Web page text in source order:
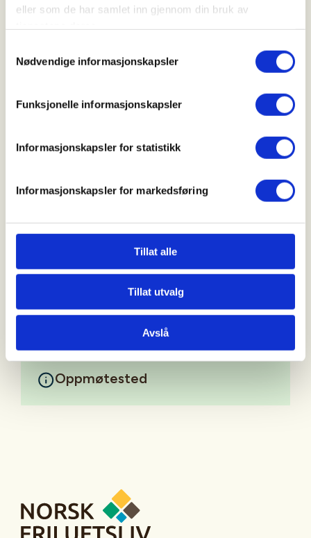
eller som de har samlet inn gjennom din bruk av
Nødvendige informasjonskapsler
Funksjonelle informasjonskapsler
Informasjonskapsler for statistikk
Informasjonskapsler for markedsføring
Tillat alle
Tillat utvalg
Avslå
Grenland JFF
Kontaktperson
hyni.halvorsen@gmail.com
Opplæring/Hjortejakt for Damer og Ungdom i
Må ha bestått skytterprøve og betalt jegeravgift
Ta med GPS /jaktradio om du har og synlighets tøy.
Oppmøtested